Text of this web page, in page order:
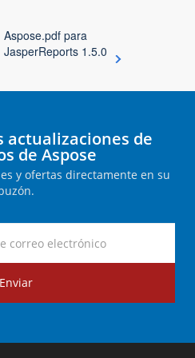
Aspose.pdf para
JasperReports 1.5.0
actualizaciones de
de Aspose
y ofertas directamente en su
Enviar